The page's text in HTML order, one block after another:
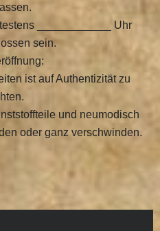
____________ Uhr
sein.
ist auf Authentizität zu
und neumodisch
oder ganz verschwinden.